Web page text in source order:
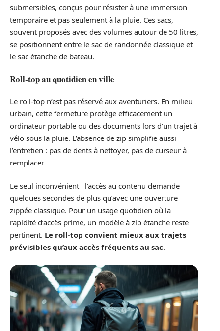
submersibles, conçus pour résister à une immersion
temporaire et pas seulement à la pluie. Ces sacs,
souvent proposés avec des volumes autour de 50 litres,
se positionnent entre le sac de randonnée classique et
le sac étanche de bateau.
Roll-top au quotidien en ville
Le roll-top n’est pas réservé aux aventuriers. En milieu
urbain, cette fermeture protège efficacement un
ordinateur portable ou des documents lors d’un trajet à
vélo sous la pluie. L’absence de zip simplifie aussi
l’entretien : pas de dents à nettoyer, pas de curseur à
remplacer.
Le seul inconvénient : l’accès au contenu demande
quelques secondes de plus qu’avec une ouverture
zippée classique. Pour un usage quotidien où la
rapidité d’accès prime, un modèle à zip étanche reste
pertinent. Le roll-top convient mieux aux trajets
prévisibles qu’aux accès fréquents au sac.